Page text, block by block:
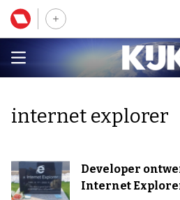
internet explorer
Developer
Internet